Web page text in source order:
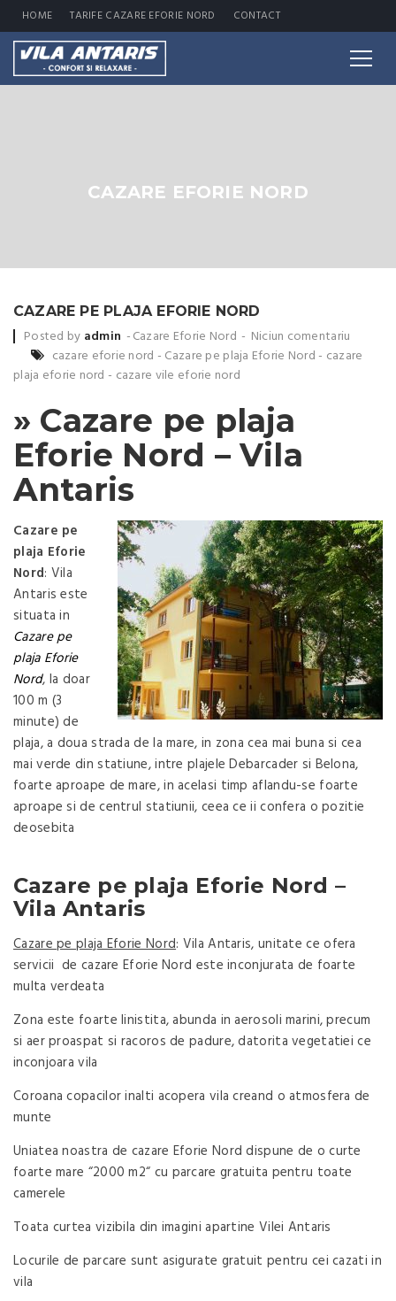
HOME TARIFE CAZARE EFORIE NORD CONTACT
CAZARE EFORIE NORD
CAZARE PE PLAJA EFORIE NORD
Posted by admin Cazare Eforie Nord
Niciun comentariu
cazare eforie nord - Cazare pe plaja Eforie Nord - cazare
plaja eforie nord - cazare vile eforie nord
» Cazare pe plaja
Eforie Nord – Vila
Antaris
Cazare pe
plaja Eforie
Nord: Vila
Antaris este
situata in
Cazare pe
plaja Eforie
Nord, la doar
100 m (3
minute) de
plaja, a doua strada de la mare, in zona cea mai buna si cea
mai verde din statiune, intre plajele Debarcader si Belona,
foarte aproape de mare, in acelasi timp aflandu-se foarte
aproape si de centrul statiunii, ceea ce ii confera o pozitie
deosebita
Cazare pe plaja Eforie Nord –
Vila Antaris
Cazare pe plaja Eforie Nord: Vila Antaris, unitate ce ofera
servicii de cazare Eforie Nord este inconjurata de foarte
multa verdeata
Zona este foarte linistita, abunda in aerosoli marini, precum
si aer proaspat si racoros de padure, datorita vegetatiei ce
inconjoara vila
Coroana copacilor inalti acopera vila creand o atmosfera de
munte
Uniatea noastra de cazare Eforie Nord dispune de o curte
foarte mare “2000 m2“ cu parcare gratuita pentru toate
camerele
Toata curtea vizibila din imagini apartine Vilei Antaris
Locurile de parcare sunt asigurate gratuit pentru cei cazati in
vila